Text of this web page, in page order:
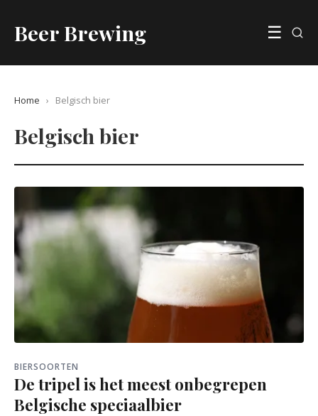
Beer Brewing ☰
Home › Belgisch bier
Belgisch bier
BIERSOORTEN
De tripel is het meest onbegrepen
Belgische speciaalbier